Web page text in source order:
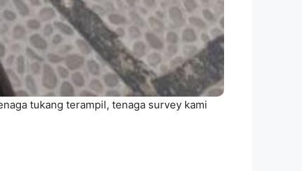
tukang terampil, tenaga survey kami